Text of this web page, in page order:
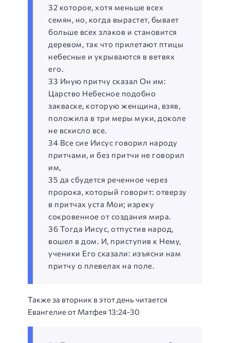
32 которое, хотя меньше всех
семян, но, когда вырастет, бывает
больше всех злаков и становится
деревом, так что прилетают птицы
небесные и укрываются в ветвях
его.
33 Иную притчу сказал Он им:
Царство Небесное подобно
закваске, которую женщина, взяв,
положила в три меры муки, доколе
не вскисло все.
34 Все сие Иисус говорил народу
притчами, и без притчи не говорил
им,
35 да сбудется реченное через
пророка, который говорит: отверзу
в притчах уста Мои; изреку
сокровенное от создания мира.
36 Тогда Иисус, отпустив народ,
вошел в дом. И, приступив к Нему,
ученики Его сказали: изъясни нам
притчу о плевелах на поле.
Также за вторник в этот день читается
Евангелие от Матфея 13:24-30